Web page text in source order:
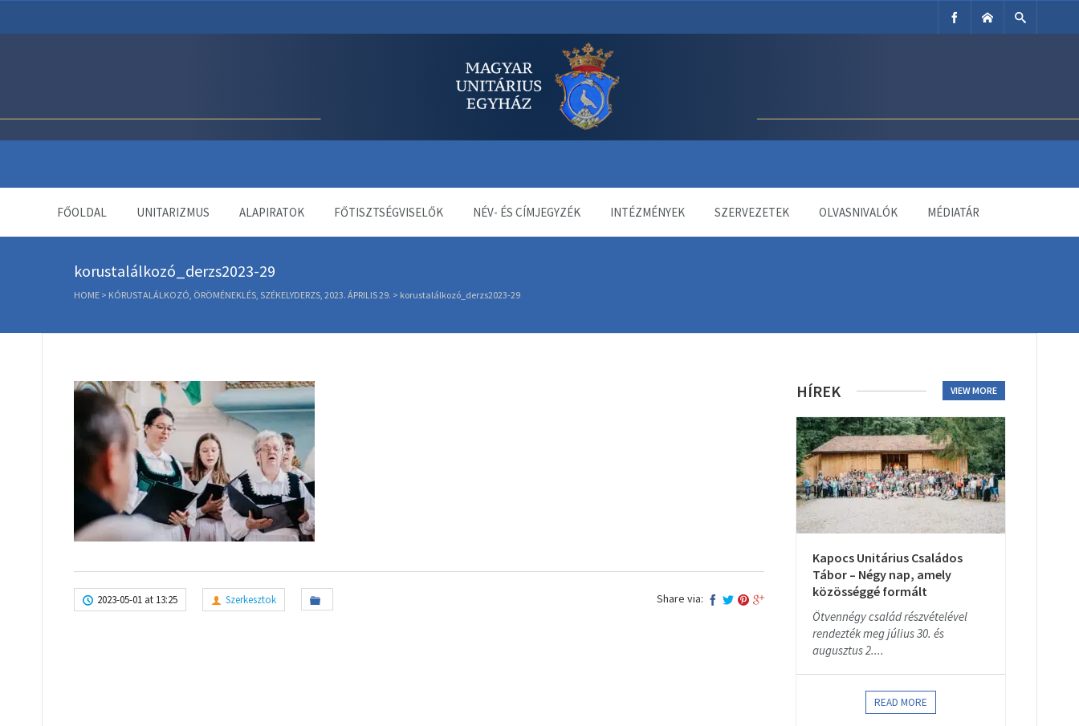
FŐOLDAL UNITARIZMUS ALAPIRATOK FŐTISZTSÉGVISELŐK NÉV- ÉS CÍMJEGYZÉK INTÉZMÉNYEK SZERVEZETEK OLVASNIVALÓK MÉDIATÁR
korustalálkozó_derzs2023-29
HOME > KÓRUSTALÁLKOZÓ, ÖRÖMÉNEKLÉS, SZÉKELYDERZS, 2023. ÁPRILIS 29. > korustalálkozó_derzs2023-29
2023-05-01 at 13:25 Szerkesztok Share via:
HÍREK VIEW MORE
Kapocs Unitárius Családos
Tábor – Négy nap, amely
közösséggé formált
Ötvennégy család részvételével
rendezték meg július 30. és
augusztus 2....
READ MORE